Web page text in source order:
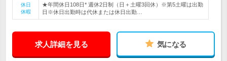
休日
休暇
★年間休日108日* 週休2日制（日＋土曜3回休）※第5土曜は出勤
日※休日出勤時は代休または休日出勤…
求人詳細を見る 気になる